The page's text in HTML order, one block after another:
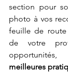
section pour
photo à vos
feuille de
de votre
meilleures